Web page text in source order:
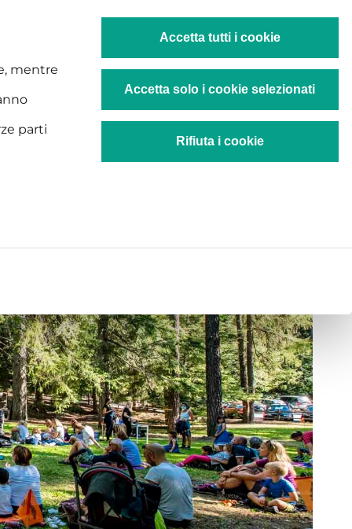
mentre
parti
Accetta tutti i cookie
Accetta solo i cookie selezionati
Rifiuta i cookie
Rigenerazione culturale Laboratori